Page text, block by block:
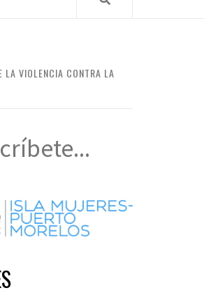
LA VIOLENCIA CONTRA LA